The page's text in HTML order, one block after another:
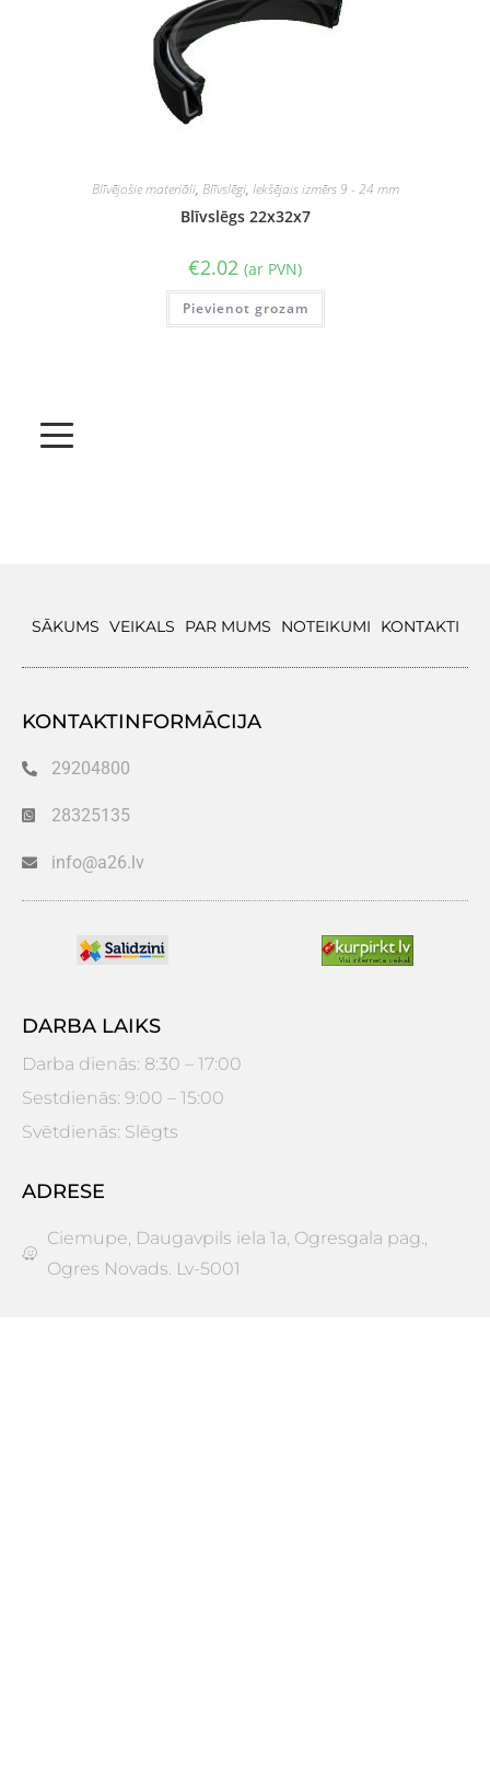
Blīvējošie materiāli, Blīvslēgi, Iekšējais izmērs 9 - 24 mm
Blīvslēgs 22x32x7
€2.02 (ar PVN)
Pievienot grozam
SĀKUMS VEIKALS PAR MUMS NOTEIKUMI KONTAKTI
KONTAKTINFORMĀCIJA
29204800
28325135
info@a26.lv
DARBA LAIKS
Darba dienās: 8:30 – 17:00
Sestdienās: 9:00 – 15:00
Svētdienās: Slēgts
ADRESE
Ciemupe, Daugavpils iela 1a, Ogresgala pag.,
Ogres Novads. Lv-5001